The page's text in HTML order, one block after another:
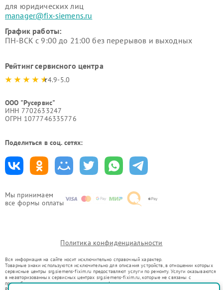
Мы принимаем
все формы оплаты
для юридических лиц
manager@fix-siemens.ru
График работы:
ПН-ВСК с 9:00 до 21:00 без перерывов и выходных
Рейтинг сервисного центра
4.9-5.0
ООО "Русервис"
ИНН 7702633247
ОГРН 1077746335776
Поделиться в соц. сетях:
Политика конфиденциальности
Вся информация на сайте носит исключительно справочный характер.
Товарные знаки используются исключительно для описания устройств, в отношении которых
сервисные центры srg.siemens-fixim.ru предоставляют услуги по ремонту. Услуги оказываются
в неавторизованных сервисных центрах srg.siemens-fixim.ru, которые не связаны с
правообладателями товарных знаков или их официальными представителями.